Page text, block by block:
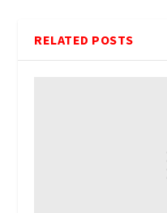
RELATED POSTS